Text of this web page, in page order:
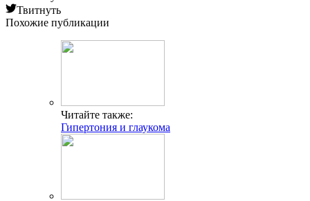
Твитнуть
Похожие публикации
Читайте также:
Гипертония и глаукома